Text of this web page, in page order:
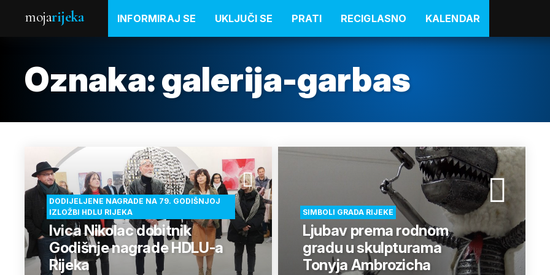
mojarijeka INFORMIRAJ SE UKLJUČI SE PRATI RECIGLASNO KALENDAR
Oznaka:galerija-garbas
DODIJELJENE NAGRADE NA 79. GODIŠNJOJ
IZLOŽBI HDLU RIJEKA
Ivica Nikolac dobitnik
Godišnje nagrade HDLU-a
Rijeka
SIMBOLI GRADA RIJEKE
Ljubav prema rodnom
gradu u skulpturama
Tonyja Ambrozicha